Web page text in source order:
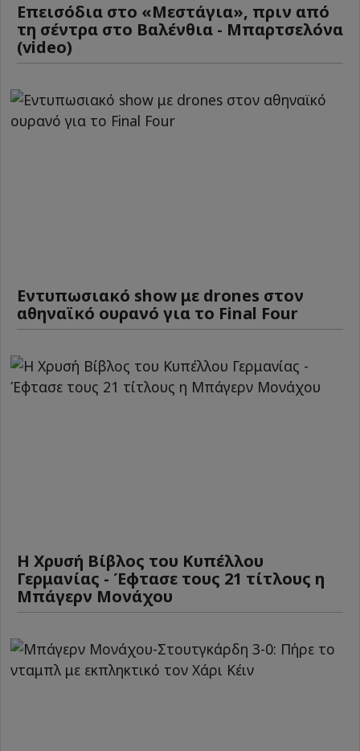
Επεισόδια στο «Μεστάγια», πριν από
τη σέντρα στο Βαλένθια - Μπαρτσελόνα
(video)
Εντυπωσιακό show με drones στον
αθηναϊκό ουρανό για το Final Four
Η Χρυσή Βίβλος του Κυπέλλου
Γερμανίας - Έφτασε τους 21 τίτλους η
Μπάγερν Μονάχου